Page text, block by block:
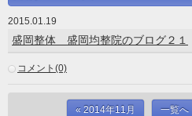
2015.01.19
盛岡整体 盛岡均整院のブログ２１
コメント(0)
« 2014年11月 一覧へ